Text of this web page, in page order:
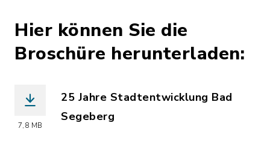
Hier können Sie die
Broschüre herunterladen:
7,8 MB
25 Jahre Stadtentwicklung Bad
Segeberg